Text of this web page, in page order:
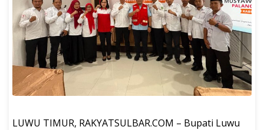
LUWU TIMUR, RAKYATSULBAR.COM – Bupati Luwu